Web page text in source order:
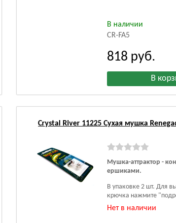
В наличии
CR-FA5
818 руб.
Crystal River 11225 Сухая мушка
Мушка-аттрактор -
ершиками.
В упаковке 2 шт. Для
крючка нажмите
Нет в наличии